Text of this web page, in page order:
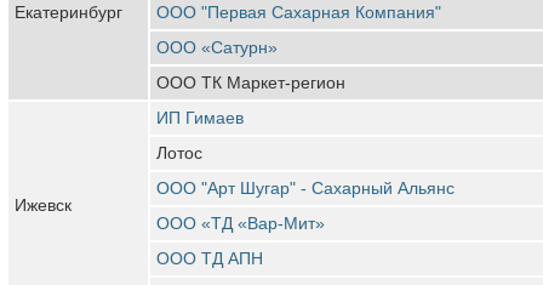
Екатеринбург
ООО "Первая Сахарная Компания"
ООО «Сатурн»
ООО ТК Маркет-регион
Ижевск
ИП Гимаев
Лотос
ООО "Арт Шугар" - Сахарный Альянс
ООО «ТД «Вар-Мит»
ООО ТД АПН